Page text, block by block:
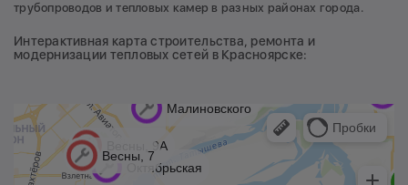
трубопроводов и тепловых камер в разных районах города.
Интерактивная карта строительства, ремонта и
модернизации тепловых сетей в Красноярске: